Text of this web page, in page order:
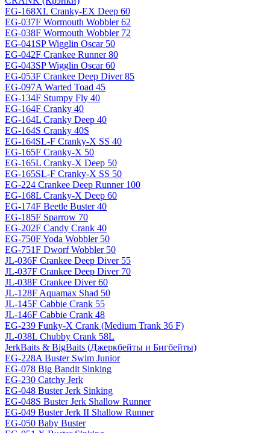
EG-168XL Cranky-EX Deep 60
EG-037F Wormouth Wobbler 62
EG-038F Wormouth Wobbler 72
EG-041SP Wigglin Oscar 50
EG-042F Crankee Runner 80
EG-043SP Wigglin Oscar 60
EG-053F Crankee Deep Diver 85
EG-097A Warted Toad 45
EG-134F Stumpy Fly 40
EG-164F Cranky 40
EG-164L Cranky Deep 40
EG-164S Cranky 40S
EG-164SL-F Cranky-X SS 40
EG-165F Cranky-X 50
EG-165L Cranky-X Deep 50
EG-165SL-F Cranky-X SS 50
EG-224 Crankee Deep Runner 100
EG-168L Cranky-X Deep 60
EG-174F Beetle Buster 40
EG-185F Sparrow 70
EG-202F Candy Crank 40
EG-750F Yoda Wobbler 50
EG-751F Dworf Wobbler 50
JL-036F Crankee Deep Diver 55
JL-037F Crankee Deep Diver 70
JL-038F Crankee Diver 60
JL-128F Aquamax Shad 50
JL-145F Cabbie Crank 55
JL-146F Cabbie Crank 48
EG-239 Funky-X Crank (Medium Trank 36 F)
JL-038L Chubby Crank 58L
JerkBaits & BigBaits (Джеркбейты и Бигбейты)
EG-228A Buster Swim Junior
EG-078 Big Bandit Sinking
EG-230 Catchy Jerk
EG-048 Buster Jerk Sinking
EG-048S Buster Jerk Shallow Runner
EG-049 Buster Jerk II Shallow Runner
EG-050 Baby Buster